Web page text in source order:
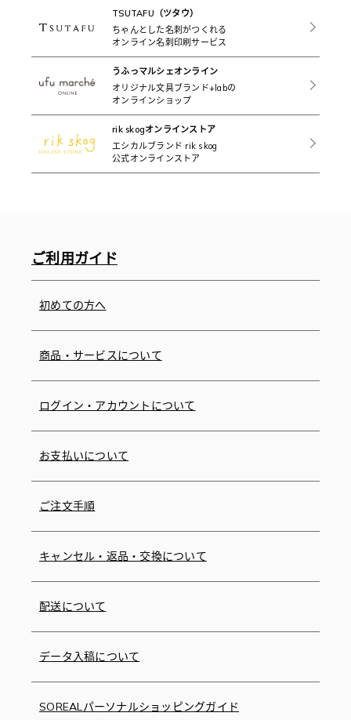
TSUTAFU（ツタウ）
ちゃんとした名刺がつくれる
オンライン名刺印刷サービス
うふっマルシェオンライン
オリジナル文具ブランド+labの
オンラインショップ
rik skogオンラインストア
エシカルブランド rik skog
公式オンラインストア
ご利用ガイド
初めての方へ
商品・サービスについて
ログイン・アカウントについて
お支払いについて
ご注文手順
キャンセル・返品・交換について
配送について
データ入稿について
SOREALパーソナルショッピングガイド